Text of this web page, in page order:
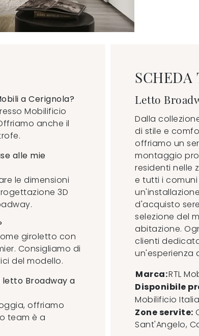
a Cerignola?
Mobilificio
anche il
alle mie
le dimensioni
3D
giroletto con
Consigliamo di
del modello.
letto Broadway a
offriamo
team è a
SCHEDA
Letto
Dalla
di stile e
offriamo un
montaggio
residenti nelle
e tutti i
d'acquisto
selezione del
abitazione.
clienti
un'esperienza
Marca:RTL
Disponibile
Mobilificio Italia
Zone servite:
Sant'Angelo,